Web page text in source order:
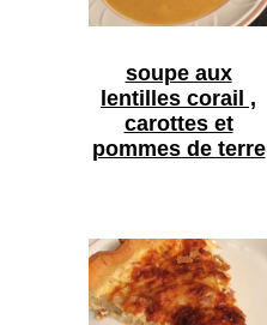
soupe aux
lentilles corail ,
carottes et
pommes de terre